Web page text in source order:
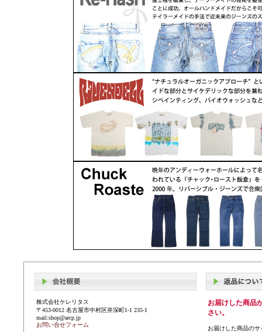
株式会社ケレリタス
〒453-0012 名古屋市中村区井深町1-1 235-1
mail:shop@arcp.jp
お問い合せフォーム
お届けした商品
さい。
お届けした商品の